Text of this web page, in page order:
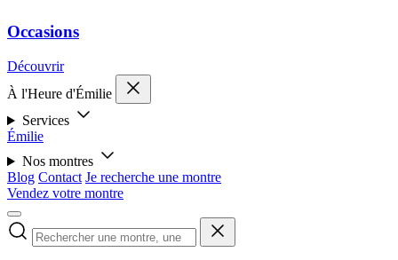
Occasions
Découvrir
À l'Heure d'Émilie
Services
Émilie
Nos montres
Blog Contact Je recherche une montre
Vendez votre montre